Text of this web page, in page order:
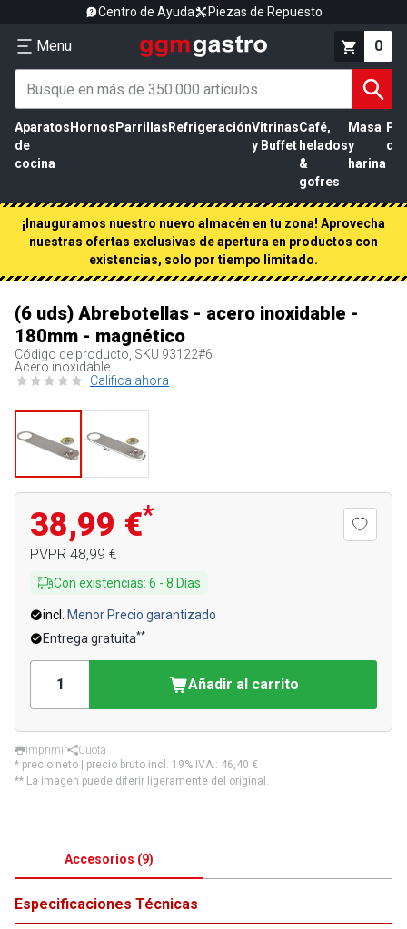
Centro de Ayuda Piezas de Repuesto
Menu 0
Aparatos
de
cocina
Hornos Parrillas RefrigeraciónVitrinas
y Buffet
Café,
helados
&
gofres
Masa
y
harina
de
¡Inauguramos nuestro nuevo almacén en tu zona! Aprovecha
nuestras ofertas exclusivas de apertura en productos con
existencias, solo por tiempo limitado.
(6 uds) Abrebotellas - acero inoxidable -
180mm - magnético
Código de producto, SKU 93122#6
Acero inoxidable
Califica ahora
38,99 €*
PVPR 48,99 €
Con existencias: 6 - 8 Días
incl.
Menor Precio garantizado
Entrega gratuita**
Añadir al carrito
Imprimir
Cuota
* precio neto | precio bruto incl. 19% IVA.: 46,40 €
** La imagen puede diferir ligeramente del original.
Accesorios (9)
Especificaciones Técnicas